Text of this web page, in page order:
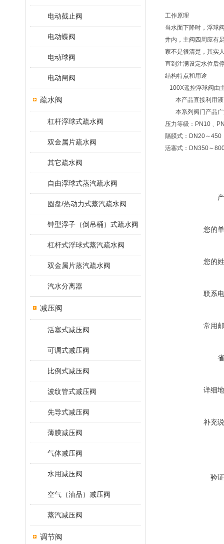
电动截止阀
电动蝶阀
电动球阀
电动闸阀
疏水阀
杠杆浮球式疏水阀
双金属片疏水阀
其它疏水阀
自由浮球式蒸汽疏水阀
圆盘/热动力式蒸汽疏水阀
钟型浮子（倒吊桶）式疏水阀
杠杆式浮球式蒸汽疏水阀
双金属片蒸汽疏水阀
汽水分离器
减压阀
活塞式减压阀
可调式减压阀
比例式减压阀
波纹管式减压阀
先导式减压阀
薄膜减压阀
气体减压阀
水用减压阀
空气（油品）减压阀
蒸汽减压阀
调节阀
工作原理
当水面下降时，浮球
井内，主阀四周应有
家不是很清楚，其实
直到注满设定水位后
结构特点和用途
100X遥控浮球阀由
本产品直接利用液
本系列阀门产品广
压力等级：
隔膜式：DN20～450
活塞式：DN350～
您的
您的
联系
常用
详细
补充
验